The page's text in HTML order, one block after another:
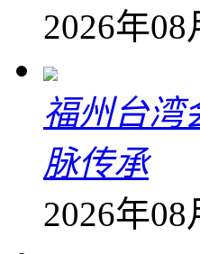
2026年08
福州台湾
脉传承
2026年08